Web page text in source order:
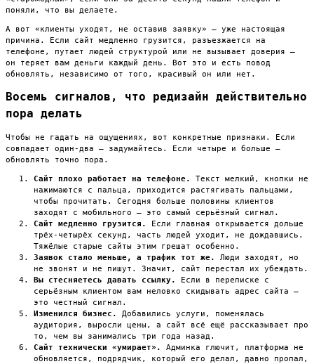
поняли, что вы делаете.
А вот «клиенты уходят, не оставив заявку» — уже настоящая
причина. Если сайт медленно грузится, разъезжается на
телефоне, путает людей структурой или не вызывает доверия —
он теряет вам деньги каждый день. Вот это и есть повод
обновлять, независимо от того, красивый он или нет.
Восемь сигналов, что редизайн действительно
пора делать
Чтобы не гадать на ощущениях, вот конкретные признаки. Если
совпадает один-два — задумайтесь. Если четыре и больше —
обновлять точно пора.
Сайт плохо работает на телефоне.
Текст мелкий, кнопки не
нажимаются с пальца, приходится растягивать пальцами,
чтобы прочитать. Сегодня больше половины клиентов
заходят с мобильного — это самый серьёзный сигнал.
Сайт медленно грузится.
Если главная открывается дольше
трёх-четырёх секунд, часть людей уходит, не дождавшись.
Тяжёлые старые сайты этим грешат особенно.
Заявок стало меньше, а трафик тот же.
Люди заходят, но
не звонят и не пишут. Значит, сайт перестал их убеждать.
Вы стесняетесь давать ссылку.
Если в переписке с
серьёзным клиентом вам неловко скидывать адрес сайта —
это честный сигнал.
Изменился бизнес.
Добавились услуги, поменялась
аудитория, выросли цены, а сайт всё ещё рассказывает про
то, чем вы занимались три года назад.
Сайт технически «умирает».
Админка глючит, платформа не
обновляется, подрядчик, который его делал, давно пропал,